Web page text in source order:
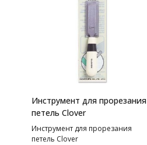
Инструмент для прорезания
петель Clover
Инструмент для прорезания
петель Clover